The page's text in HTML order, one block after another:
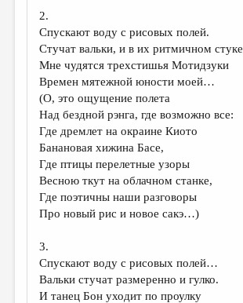
ДЕТСКАЯ КОМНАТА
КНИЖНАЯ ПОЛКА
ОБЗОР ЛИТЕРАТУРЫ
СТРАНИЦЫ ПАМЯТИ
ОБЪЯВЛЕНИЯ
КОЛОНКА РЕДАКТОРА
РЕДКОЛЛЕГИЯ
ОТ РЕДАКЦИИ
ЭССЕИСТИКА
ЛИТЕРАТУРОВЕДЕНИЕ
2.
Спускают воду с рисовых полей.
Стучат вальки, и в их ритмичном стуке
Мне чудятся трехстишья Мотидзуки
Времен мятежной юности моей…
(О, это ощущение полета
Над бездной рэнга, где возможно все:
Где дремлет на окраине Киото
Банановая хижина Басе,
Где птицы перелетные узоры
Весною ткут на облачном станке,
Где поэтичны наши разговоры
Про новый рис и новое сакэ…)
3.
Спускают воду с рисовых полей…
Вальки стучат размеренно и гулко.
И танец Бон уходит по проулку